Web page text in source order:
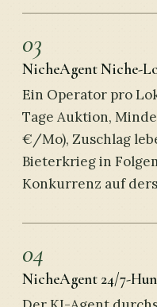
03
NicheAgent Niche-
Ein Operator pro
Tage Auktion,
€/Mo), Zuschlag
Bieterkrieg in
Konkurrenz auf
04
NicheAgent 24/7-